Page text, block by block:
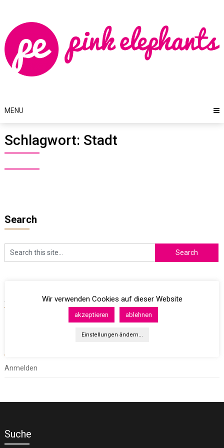
content
MENU
Schlagwort: Stadt
Search
Archives
Anmelden
Suche
Wir verwenden Cookies auf dieser Website
akzeptieren ablehnen
Einstellungen ändern...